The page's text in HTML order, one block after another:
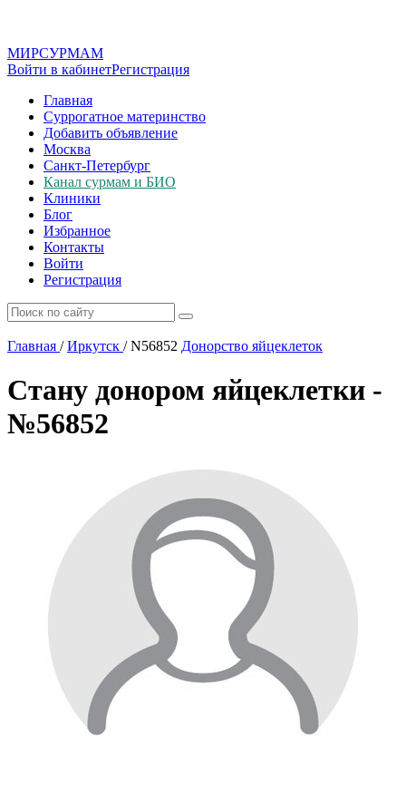
МИРСУРМАМ
Войти в кабинетРегистрация
Главная
Суррогатное материнство
Добавить объявление
Москва
Санкт-Петербург
Канал сурмам и БИО
Клиники
Блог
Избранное
Контакты
Войти
Регистрация
Главная / Иркутск /N56852 Донорство яйцеклеток
Стану донором яйцеклетки -
№56852